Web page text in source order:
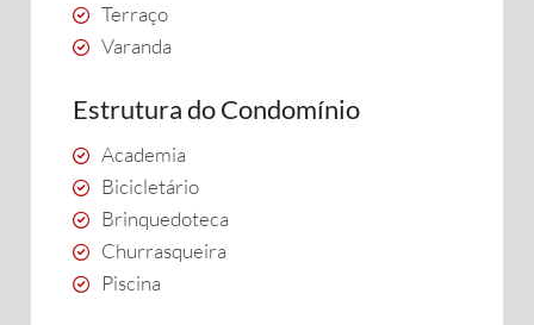
Terraço
Varanda
Estrutura do Condomínio
Academia
Bicicletário
Brinquedoteca
Churrasqueira
Piscina